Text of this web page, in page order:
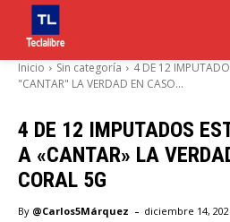
Inicio Sin categoría
4 DE 12
"CANTAR" LA VERDAD EN CASO...
4 DE 12 IMPUTADOS
A «CANTAR» LA
CORAL 5G
By @Carlos5Márquez - diciembre 14,